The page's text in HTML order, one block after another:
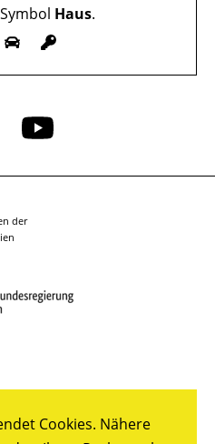
Cookies. Nähere
Haus.
Folge
auf
der